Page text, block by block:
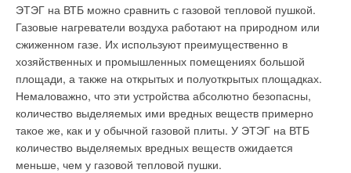
ЭТЭГ на ВТБ можно сравнить с газовой тепловой пушкой.
Газовые нагреватели воздуха работают на природном или
сжиженном газе. Их используют преимущественно в
хозяйственных и промышленных помещениях большой
площади, а также на открытых и полуоткрытых площадках.
Немаловажно, что эти устройства абсолютно безопасны,
количество выделяемых ими вредных веществ примерно
такое же, как и у обычной газовой плиты. У ЭТЭГ на ВТБ
количество выделяемых вредных веществ ожидается
меньше, чем у газовой тепловой пушки.